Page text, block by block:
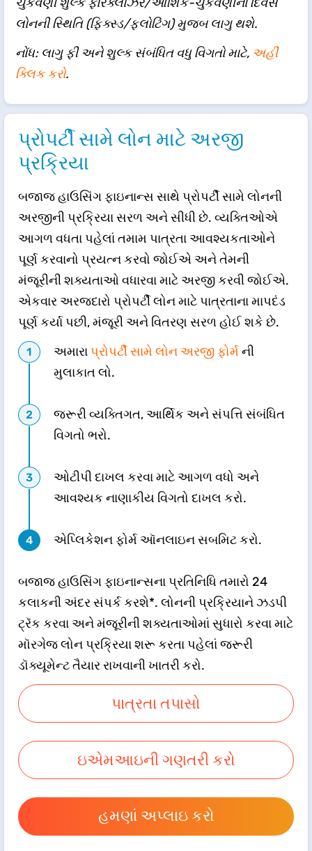
લોનની સ્થિતિ (ફિક્સ્ડ/ફ્લોટિંગ) મુજબ લાગુ થશે.
નોંધ: લાગુ ફી અને શુલ્ક સંબંધિત વધુ વિગતો માટે, અહીં
ક્લિક કરો.
પ્રોપર્ટી સામે લોન માટે અરજી
પ્રક્રિયા
બજાજ હાઉસિંગ ફાઇનાન્સ સાથે પ્રોપર્ટી સામે લોનની
અરજીની પ્રક્રિયા સરળ અને સીધી છે. વ્યક્તિઓએ
આગળ વધતા પહેલાં તમામ પાત્રતા આવશ્યકતાઓને
પૂર્ણ કરવાનો પ્રયત્ન કરવો જોઈએ અને તેમની
મંજૂરીની શક્યતાઓ વધારવા માટે અરજી કરવી જોઈએ.
એકવાર અરજદારો પ્રોપર્ટી લોન માટે પાત્રતાના માપદંડ
પૂર્ણ કર્યા પછી, મંજૂરી અને વિતરણ સરળ હોઈ શકે છે.
અમારાપ્રોપર્ટી સામે લોન અરજી ફોર્મની
મુલાકાત લો.
જરૂરી વ્યક્તિગત, આર્થિક અને સંપત્તિ સંબંધિત
વિગતો ભરો.
ઓટીપી દાખલ કરવા માટે આગળ વધો અને
આવશ્યક નાણાકીય વિગતો દાખલ કરો.
એપ્લિકેશન ફોર્મ ઑનલાઇન સબમિટ કરો.
બજાજ હાઉસિંગ ફાઇનાન્સના પ્રતિનિધિ તમારો 24
કલાકની અંદર સંપર્ક કરશે*. લોનની પ્રક્રિયાને ઝડપી
ટ્રૅક કરવા અને મંજૂરીની શક્યતાઓમાં સુધારો કરવા માટે
મૉરગેજ લોન પ્રક્રિયા શરૂ કરતા પહેલાં જરૂરી
ડૉક્યૂમેન્ટ તૈયાર રાખવાની ખાતરી કરો.
પાત્રતા તપાસો
ઇએમઆઇની ગણતરી કરો
હમણાં અપ્લાઇ કરો